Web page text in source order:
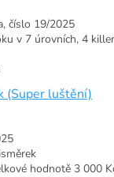
číslo 19/2025
v 7 úrovních, 4
(Super luštění)
hodnotě 3 000